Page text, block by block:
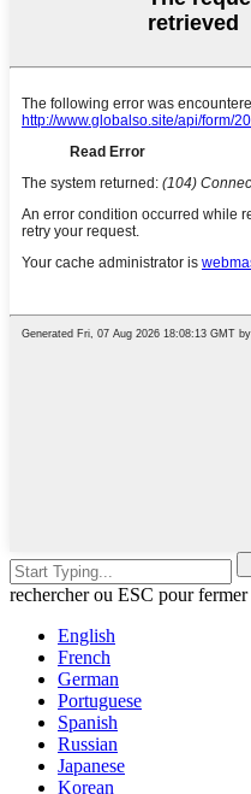
rechercher ou ESC pour fermer
English
French
German
Portuguese
Spanish
Russian
Japanese
Korean